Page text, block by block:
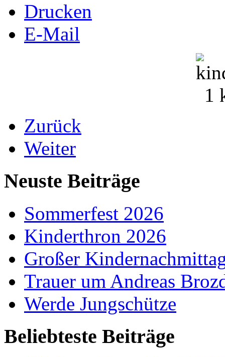
Drucken
E-Mail
Zurück
Weiter
Neuste Beiträge
Sommerfest 2026
Kinderthron 2026
Großer
Trauer um Andreas
Werde Jungschütze
Beliebteste Beiträge